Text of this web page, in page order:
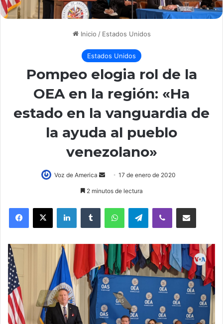
Inicio / Estados Unidos
Estados Unidos
Pompeo elogia rol de la
OEA en la región: «Ha
estado en la vanguardia de
la ayuda al pueblo
venezolano»
Voz de America
d
e
m
a
i
17 de enero de 2020
2 minutos de lectura
Telegram